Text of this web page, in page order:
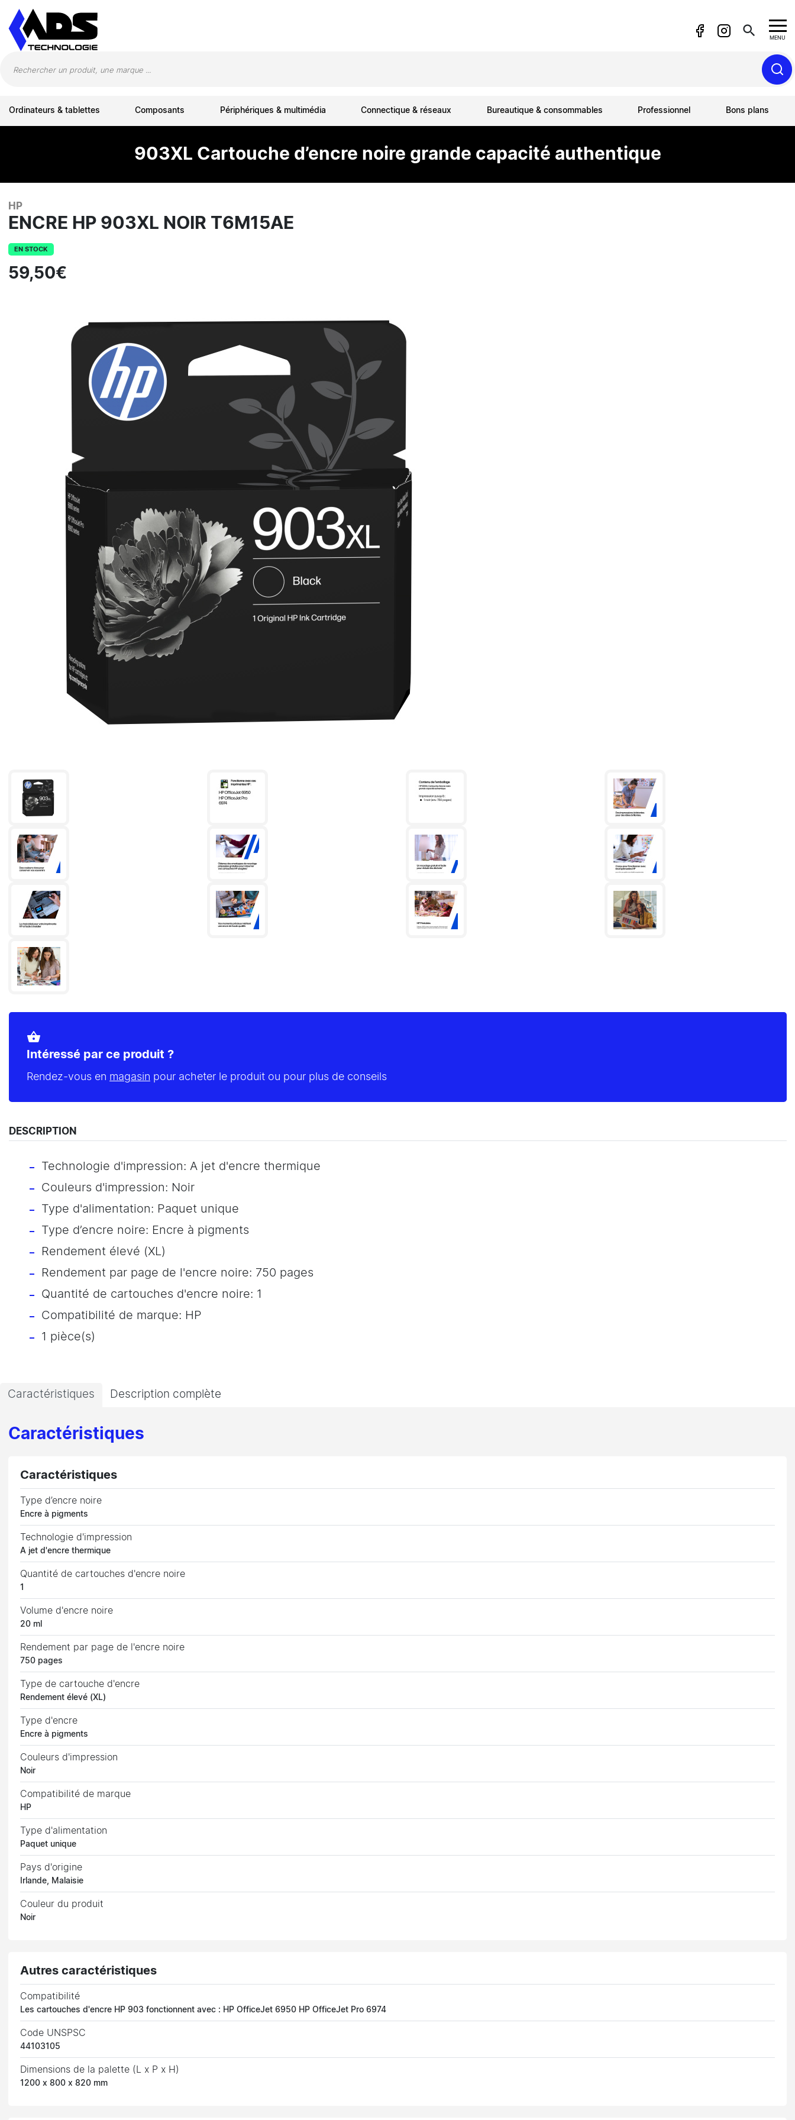
search MENU
Ordinateurs & tablettes Composants Périphériques & multimédia Connectique & réseaux Bureautique & consommables Professionnel Bons plans
903XL Cartouche d’encre noire grande capacité authentique
HP
ENCRE HP 903XL NOIR T6M15AE
EN STOCK
59,50€
shopping_basket
Intéressé par ce produit ?
Rendez-vous en magasin pour acheter le produit ou pour plus de conseils
DESCRIPTION
Technologie d'impression: A jet d'encre thermique
Couleurs d'impression: Noir
Type d'alimentation: Paquet unique
Type d’encre noire: Encre à pigments
Rendement élevé (XL)
Rendement par page de l'encre noire: 750 pages
Quantité de cartouches d'encre noire: 1
Compatibilité de marque: HP
1 pièce(s)
Caractéristiques Description complète
Caractéristiques
Caractéristiques
Type d’encre noire
Encre à pigments
Technologie d'impression
A jet d'encre thermique
Quantité de cartouches d'encre noire
1
Volume d'encre noire
20 ml
Rendement par page de l'encre noire
750 pages
Type de cartouche d'encre
Rendement élevé (XL)
Type d'encre
Encre à pigments
Couleurs d'impression
Noir
Compatibilité de marque
HP
Type d'alimentation
Paquet unique
Pays d'origine
Irlande, Malaisie
Couleur du produit
Noir
Autres caractéristiques
Compatibilité
Les cartouches d'encre HP 903 fonctionnent avec : HP OfficeJet 6950 HP OfficeJet Pro 6974
Code UNSPSC
44103105
Dimensions de la palette (L x P x H)
1200 x 800 x 820 mm